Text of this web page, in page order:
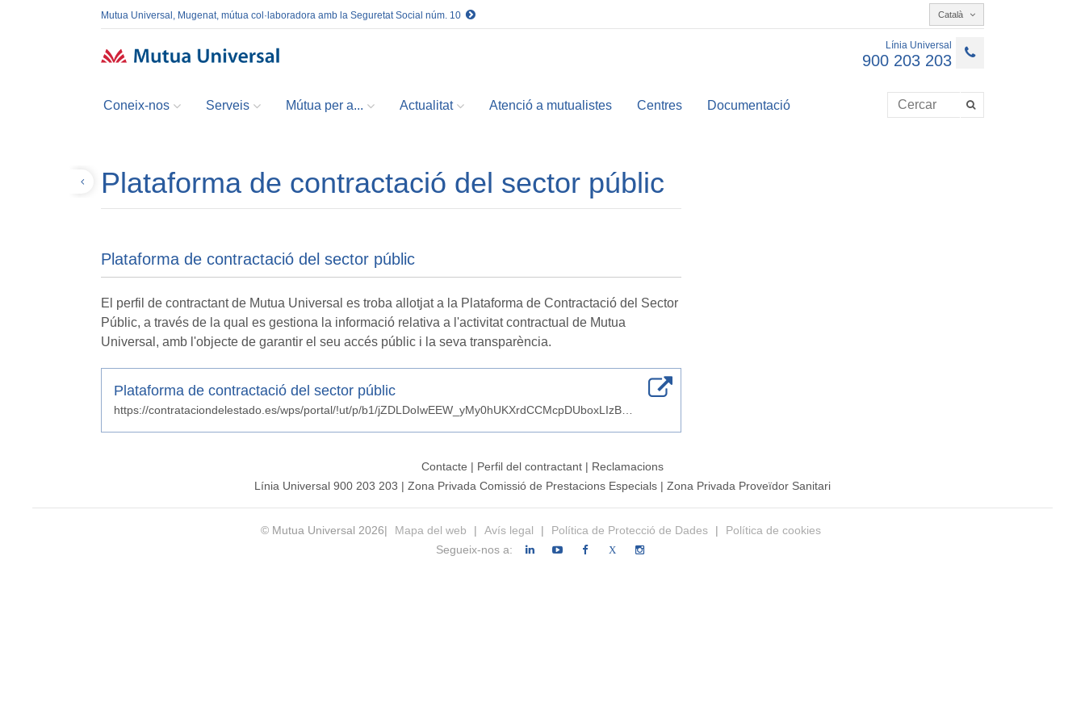
Mutua Universal, Mugenat, mútua col·laboradora amb la Seguretat Social núm. 10 Català
Línia Universal
900 203 203
Coneix-nos Serveis Mútua per a... Actualitat Atenció a mutualistes Centres Documentació
Plataforma de contractació del sector públic
Plataforma de contractació del sector públic
El perfil de contractant de Mutua Universal es troba allotjat a la Plataforma de Contractació del Sector
Públic, a través de la qual es gestiona la informació relativa a l'activitat contractual de Mutua
Universal, amb l'objecte de garantir el seu accés públic i la seva transparència.
Plataforma de contractació del sector públic
https://contrataciondelestado.es/wps/portal/!ut/p/b1/jZDLDoIwEEW_yMy0hUKXrdCCMcpDUboxLIzB8NgYv18gbqnO7ibnZO4MWKg3RFAuiGCEwhXs0LzbR_Nqx6Hp5mz5TVZxLlPB0BRZjFQVAff0kSHOQj0BPtt61a7KeJkaxDTR0f5MfDSU_- fjykhcfFWGoVREYhioCCWPGfdzQhH9r-8AXL7hP3zzs_8F7IK4PrAArhPdSxAOydjfoZ6wYBUzCCeoFfS201qL9Ok18gMuwKVT/dl4/d5/L2dBISEvZ0FBIS9nQSEh/pw/Z7_AVEQAI930GRPE02BR764FO30G0/act/id=0/p=javax.servlet.include.path_info=QCPjspQCPlistPerfilesQCPAdminAFPListPerfPortletAppView.jsp/381597165857/-/
Contacte | Perfil del contractant | Reclamacions
Línia Universal 900 203 203 | Zona Privada Comissió de Prestacions Especials | Zona Privada Proveïdor Sanitari
© Mutua Universal 2026| Mapa del web | Avís legal | Política de Protecció de Dades |
Política de cookies
Segueix-nos a:
X